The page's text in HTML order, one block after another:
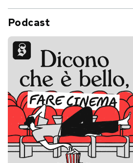
Podcast